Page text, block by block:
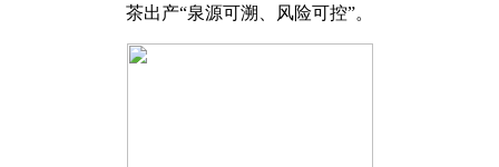
茶出产“泉源可溯、风险可控”。